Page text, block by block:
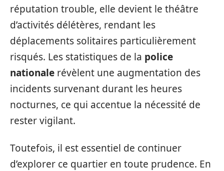
réputation trouble, elle devient le théâtre
d’activités délétères, rendant les
déplacements solitaires particulièrement
risqués. Les statistiques de la police
nationale révèlent une augmentation des
incidents survenant durant les heures
nocturnes, ce qui accentue la nécessité de
rester vigilant.
Toutefois, il est essentiel de continuer
d’explorer ce quartier en toute prudence. En